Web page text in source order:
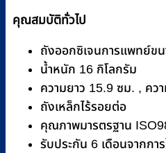
คุณสมบัติทั่วไป
ถังออกซิเจนการแพทย์ข
น้ำหนัก 16 กิโลกรัม
ความยาว 15.9 ซม. , คว
ถังเหล็กไร้รอยต่อ
คุณภาพมารตรฐาน
รับประกัน 6 เดือนจากกา